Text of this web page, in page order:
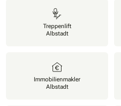
Treppenlift
Albstadt
Immobilienmakler
Albstadt